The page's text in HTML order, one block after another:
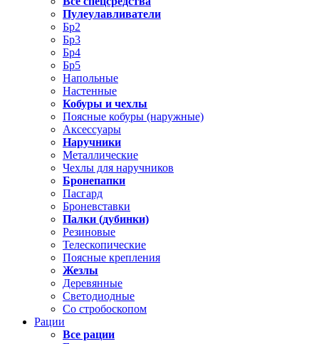
Пулеулавливатели
Бр2
Бр3
Бр4
Бр5
Напольные
Настенные
Кобуры и чехлы
Поясные кобуры (наружные)
Аксессуары
Наручники
Металлические
Чехлы для наручников
Бронепапки
Пасгард
Броневставки
Палки (дубинки)
Резиновые
Телескопические
Поясные крепления
Жезлы
Деревянные
Светодиодные
Со стробоскопом
Рации
Все рации